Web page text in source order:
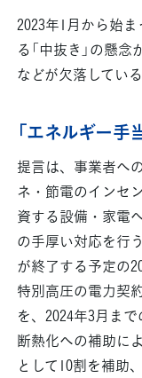
2023年1月から始
る「中抜き」の懸
などが欠落してい
「エネルギー
提言は、事業者へ
ネ・節電のインセ
資する設備・家電
の手厚い対応を行
が終了する予定の
特別高圧の電力契
を、2024年3月ま
断熱化への補助に
として10割を補